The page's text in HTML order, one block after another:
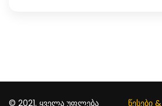
© 2021. ყველა უფლება წესები &